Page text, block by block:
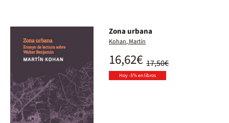
Zona urbana
Kohan, Martín
17,50€
16,62€
Hoy -5% en libros